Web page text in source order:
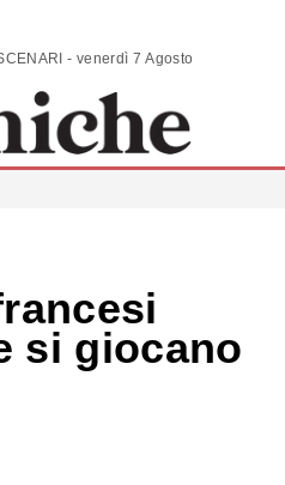
ANALISI | COMMENTI | SCENARI - venerdì 7 Agosto 2026
si giocano